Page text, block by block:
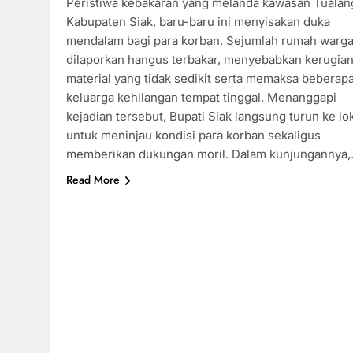
Kabupaten Siak, baru-baru ini menyisakan duka
mendalam bagi para korban. Sejumlah rumah warga
dilaporkan hangus terbakar, menyebabkan kerugian
material yang tidak sedikit serta memaksa
keluarga kehilangan tempat tinggal. Menanggapi
kejadian tersebut, Bupati Siak langsung turun ke
untuk meninjau kondisi para korban sekaligus
memberikan dukungan moril. Dalam
Read More